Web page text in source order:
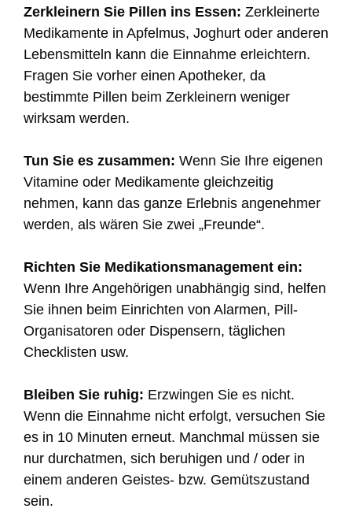
Zerkleinern Sie Pillen ins Essen: Zerkleinerte
Medikamente in Apfelmus, Joghurt oder anderen
Lebensmitteln kann die Einnahme erleichtern.
Fragen Sie vorher einen Apotheker, da
bestimmte Pillen beim Zerkleinern weniger
wirksam werden.
Tun Sie es zusammen: Wenn Sie Ihre eigenen
Vitamine oder Medikamente gleichzeitig
nehmen, kann das ganze Erlebnis angenehmer
werden, als wären Sie zwei „Freunde“.
Richten Sie Medikationsmanagement ein:
Wenn Ihre Angehörigen unabhängig sind, helfen
Sie ihnen beim Einrichten von Alarmen, Pill-
Organisatoren oder Dispensern, täglichen
Checklisten usw.
Bleiben Sie ruhig: Erzwingen Sie es nicht.
Wenn die Einnahme nicht erfolgt, versuchen Sie
es in 10 Minuten erneut. Manchmal müssen sie
nur durchatmen, sich beruhigen und / oder in
einem anderen Geistes- bzw. Gemütszustand
sein.